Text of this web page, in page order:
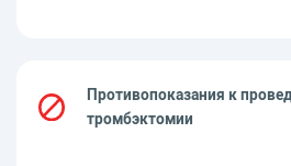
Противопоказания к
тромбэктомии